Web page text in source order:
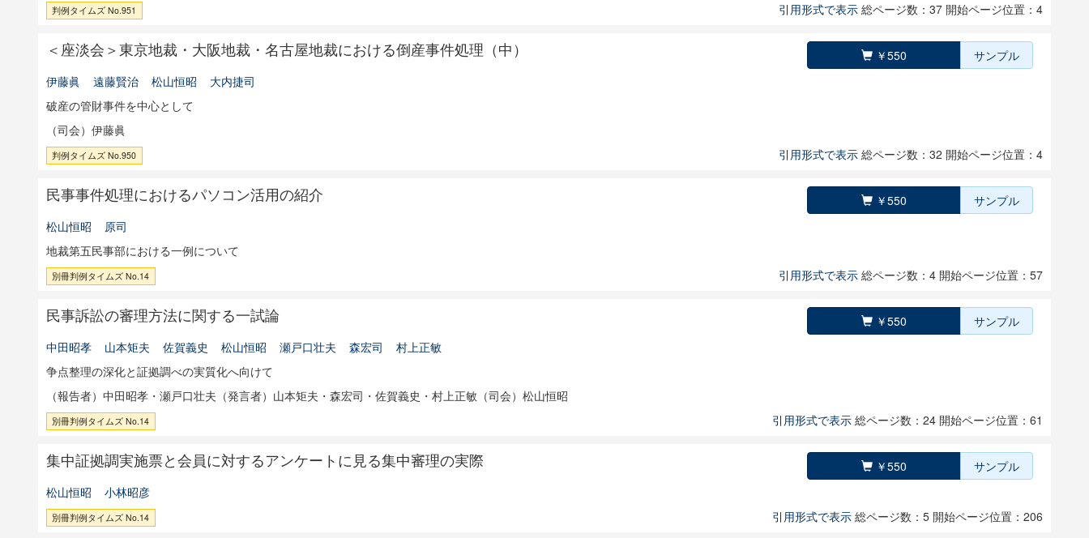
判例タイムズ No.951 引用形式で表示 総ページ数：37 開始ページ位置：4
＜座淡会＞東京地裁・大阪地裁・名古屋地裁における倒産事件処理（中） ￥550
サンプル
伊藤眞
遠藤賢治 松山恒昭
大内捷司
破産の管財事件を中心として
（司会）伊藤眞
判例タイムズ No.950 引用形式で表示 総ページ数：32 開始ページ位置：4
民事事件処理におけるパソコン活用の紹介 ￥550
サンプル
松山恒昭
原司
地裁第五民事部における一例について
別冊判例タイムズ No.14 引用形式で表示 総ページ数：4 開始ページ位置：57
民事訴訟の審理方法に関する一試論 ￥550
サンプル
中田昭孝
山本矩夫 佐賀義史 松山恒昭 瀬戸口壮夫 森宏司
村上正敏
争点整理の深化と証拠調べの実質化へ向けて
（報告者）中田昭孝・瀬戸口壮夫（発言者）山本矩夫・森宏司・佐賀義史・村上正敏（司会）松山恒昭
別冊判例タイムズ No.14 引用形式で表示 総ページ数：24 開始ページ位置：61
集中証拠調実施票と会員に対するアンケートに見る集中審理の実際 ￥550
サンプル
松山恒昭
小林昭彦
別冊判例タイムズ No.14 引用形式で表示 総ページ数：5 開始ページ位置：206